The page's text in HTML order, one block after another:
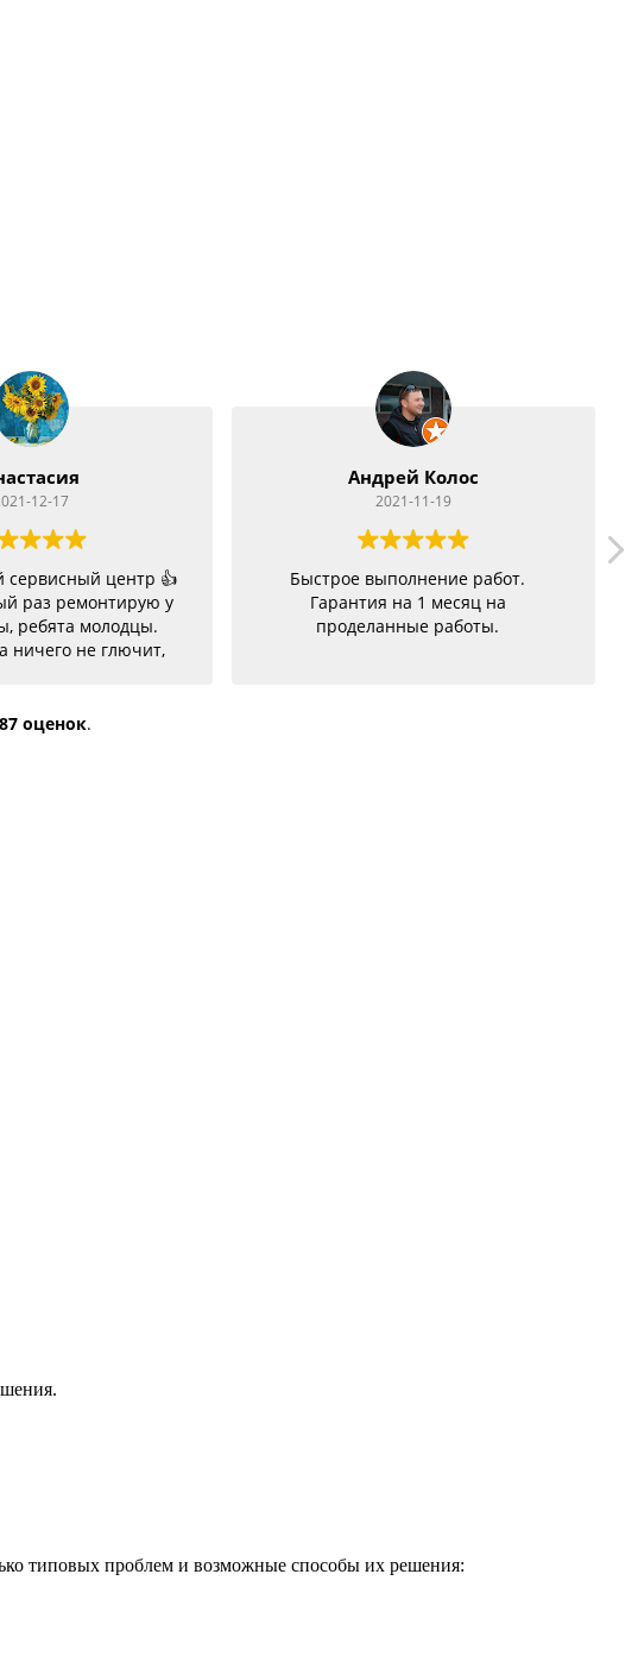
Андрей Колос
2021-11-19
выполнение работ.
на 1 месяц на
работы.
User Name
2021-11-04
Очень довольна работой
сервиса,делают очень
качественно,вовремя,нормальные
оценок.
типовых проблем и возможные способы их решения: